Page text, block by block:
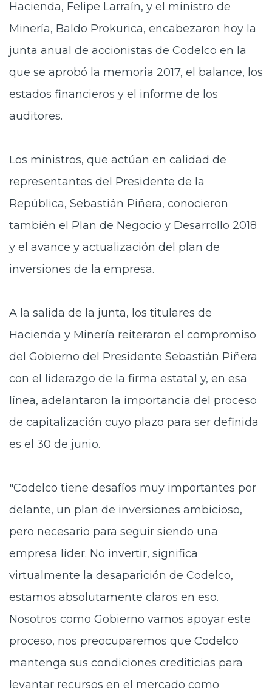
Hacienda, Felipe Larraín, y el ministro de
Minería, Baldo Prokurica, encabezaron hoy la
junta anual de accionistas de Codelco en la
que se aprobó la memoria 2017, el balance, los
estados financieros y el informe de los
auditores.
Los ministros, que actúan en calidad de
representantes del Presidente de la
República, Sebastián Piñera, conocieron
también el Plan de Negocio y Desarrollo 2018
y el avance y actualización del plan de
inversiones de la empresa.
A la salida de la junta, los titulares de
Hacienda y Minería reiteraron el compromiso
del Gobierno del Presidente Sebastián Piñera
con el liderazgo de la firma estatal y, en esa
línea, adelantaron la importancia del proceso
de capitalización cuyo plazo para ser definida
es el 30 de junio.
"Codelco tiene desafíos muy importantes por
delante, un plan de inversiones ambicioso,
pero necesario para seguir siendo una
empresa líder. No invertir, significa
virtualmente la desaparición de Codelco,
estamos absolutamente claros en eso.
Nosotros como Gobierno vamos apoyar este
proceso, nos preocuparemos que Codelco
mantenga sus condiciones crediticias para
levantar recursos en el mercado como